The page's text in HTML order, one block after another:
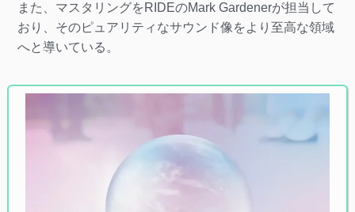
また、マスタリングをRIDEのMark Gardenerが担当して
おり、そのピュアリティなサウンド像をより至高な領域
へと導いている。